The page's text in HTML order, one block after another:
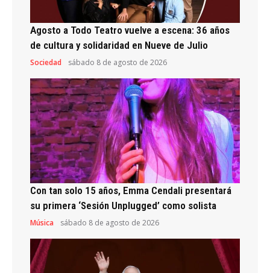
Agosto a Todo Teatro vuelve a escena: 36 años
de cultura y solidaridad en Nueve de Julio
Sociedad sábado 8 de agosto de 2026
Con tan solo 15 años, Emma Cendali presentará
su primera ‘Sesión Unplugged’ como solista
Música sábado 8 de agosto de 2026